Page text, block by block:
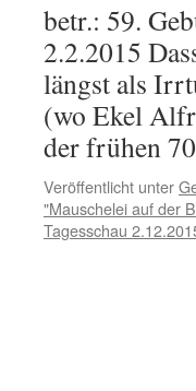
betr.: 59.
2.2.2015
längst als
(wo Ekel
der frühen
Veröffentlicht unter
"Mauschelei auf der
Tagesschau